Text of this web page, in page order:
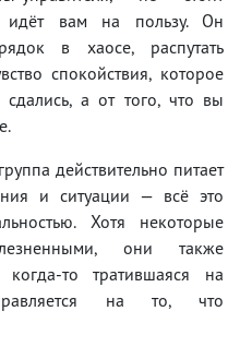
идёт вам на пользу. Он
в хаосе, распутать
спокойствия, которое
а от того, что вы
действительно питает
и ситуации — всё это
Хотя некоторые
они также
то тратившаяся на
на то, что